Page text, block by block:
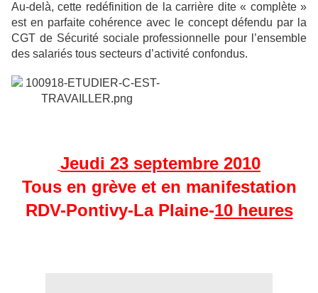
Au-delà, cette redéfinition de la carrière dite « complète »
est en parfaite cohérence avec le concept défendu par la
CGT de Sécurité sociale professionnelle pour l’ensemble
des salariés tous secteurs d’activité confondus.
Jeudi 23 septembre 2010
Tous en grève et en manifestation
RDV-Pontivy-La Plaine-10 heures